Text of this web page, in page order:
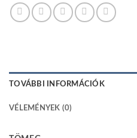
TOVÁBBI INFORMÁCIÓK
VÉLEMÉNYEK (0)